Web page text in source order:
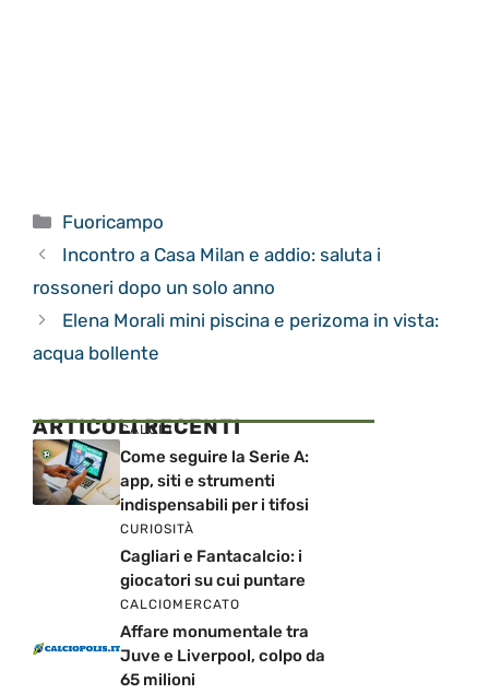
Categorie
Fuoricampo
Incontro a Casa Milan e addio: saluta i
rossoneri dopo un solo anno
Elena Morali mini piscina e perizoma in vista:
acqua bollente
ARTICOLI RECENTI
CALCIO
Come seguire la Serie A:
app, siti e strumenti
indispensabili per i tifosi
CURIOSITÀ
Cagliari e Fantacalcio: i
giocatori su cui puntare
CALCIOMERCATO
Affare monumentale tra
Juve e Liverpool, colpo da
65 milioni